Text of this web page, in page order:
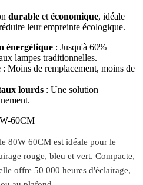
durable et économique, idéale
leur empreinte écologique.
énergétique : Jusqu'à 60%
lampes traditionnelles.
: Moins de remplacement, moins de
lourds : Une solution
60CM
80W 60CM est idéale pour le
rouge, bleu et vert. Compacte,
offre 50 000 heures d'éclairage,